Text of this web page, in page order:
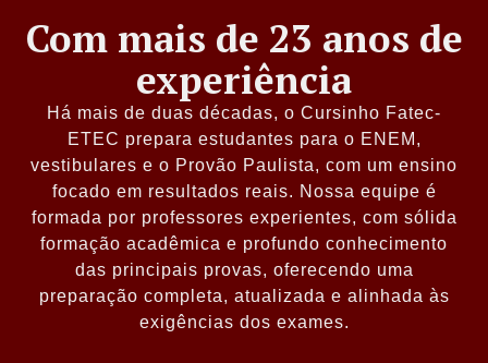
Com mais de 23 anos de
experiência
Há mais de duas décadas, o Cursinho Fatec-
ETEC prepara estudantes para o ENEM,
vestibulares e o Provão Paulista, com um ensino
focado em resultados reais. Nossa equipe é
formada por professores experientes, com sólida
formação acadêmica e profundo conhecimento
das principais provas, oferecendo uma
preparação completa, atualizada e alinhada às
exigências dos exames.